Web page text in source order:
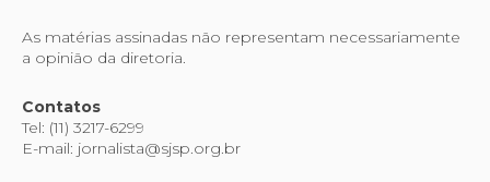
As matérias assinadas não representam necessariamente
a opinião da diretoria.
Contatos
Tel: (11) 3217-6299
E-mail: jornalista@sjsp.org.br